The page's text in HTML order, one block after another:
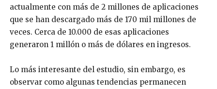
actualmente con más de 2 millones de aplicaciones
que se han descargado más de 170 mil millones de
veces. Cerca de 10.000 de esas aplicaciones
generaron 1 millón o más de dólares en ingresos.
Lo más interesante del estudio, sin embargo, es
observar como algunas tendencias permanecen